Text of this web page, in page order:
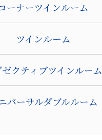
ーナーツインルーム
ツインルーム
クティブツインルーム
バーサルダブルルーム